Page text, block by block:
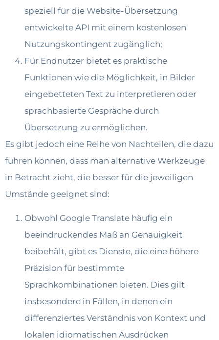
speziell für die Website-Übersetzung
entwickelte API mit einem kostenlosen
Nutzungskontingent zugänglich;
Für Endnutzer bietet es praktische
Funktionen wie die Möglichkeit, in Bilder
eingebetteten Text zu interpretieren oder
sprachbasierte Gespräche durch
Übersetzung zu ermöglichen.
Es gibt jedoch eine Reihe von Nachteilen, die dazu
führen können, dass man alternative Werkzeuge
in Betracht zieht, die besser für die jeweiligen
Umstände geeignet sind:
Obwohl Google Translate häufig ein
beeindruckendes Maß an Genauigkeit
beibehält, gibt es Dienste, die eine höhere
Präzision für bestimmte
Sprachkombinationen bieten. Dies gilt
insbesondere in Fällen, in denen ein
differenziertes Verständnis von Kontext und
lokalen idiomatischen Ausdrücken